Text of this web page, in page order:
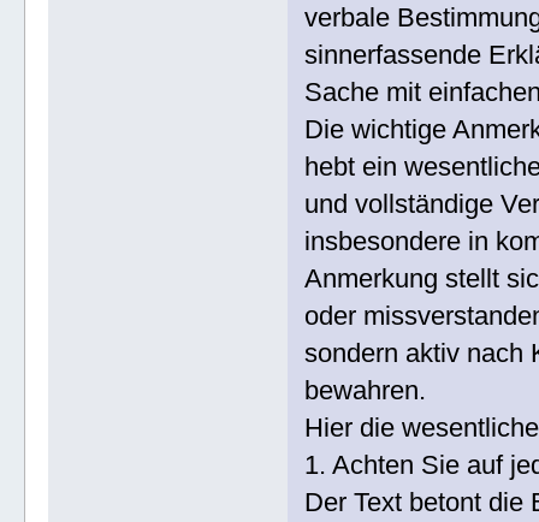
verbale
sinnerfassende
Sache mit
Die wichtige
hebt ein
und vollständige
insbesondere in
Anmerkung stellt
oder
sondern aktiv nach
bewahren.
Hier die
1. Achten Sie auf
Der Text betont die